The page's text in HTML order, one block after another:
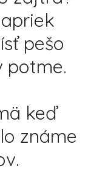
pešo
potme.
keď
známe